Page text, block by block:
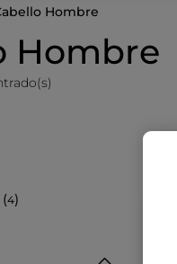
Hombre
Hombre
(4)